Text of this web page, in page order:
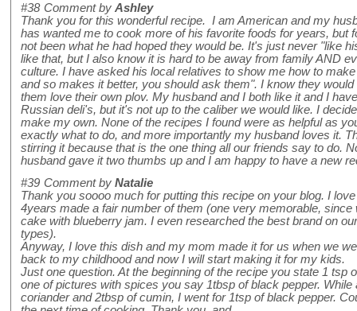
#38 Comment by Ashley
Thank you for this wonderful recipe. I am American and my
has wanted me to cook more of his favorite foods for years, but
not been what he had hoped they would be. It's just never "like
like that, but I also know it is hard to be away from family AND
culture. I have asked his local relatives to show me how to
and so makes it better, you should ask them". I know they
them love their own plov. My husband and I both like it and I
Russian deli's, but it's not up to the caliber we would like. I
make my own. None of the recipes I found were as helpful as
exactly what to do, and more importantly my husband loves it.
stirring it because that is the one thing all our friends say to do.
husband gave it two thumbs up and I am happy to have a new
#39 Comment by Natalie
Thank you soooo much for putting this recipe on your blog. I
4years made a fair number of them (one very memorable,
cake with blueberry jam. I even researched the best brand on
types).
Anyway, I love this dish and my mom made it for us when we
back to my childhood and now I will start making it for my kids.
Just one question. At the beginning of the recipe you state 1 tsp
one of pictures with spices you say 1tbsp of black pepper. While
coriander and 2tbsp of cumin, I went for 1tsp of black pepper.